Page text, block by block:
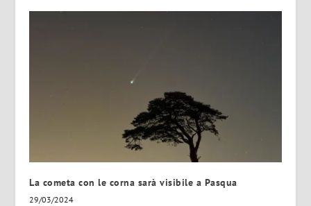
La cometa con le corna sarà visibile a Pasqua
29/03/2024